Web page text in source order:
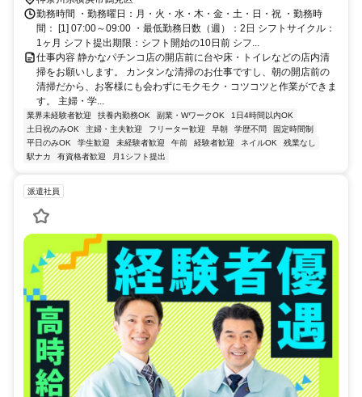
勤務時間 ・勤務曜日：月・火・水・木・金・土・日・祝 ・勤務時
間： [1] 07:00～09:00 ・最低勤務日数（週）：2日 シフトサイクル：
1ヶ月 シフト提出期限：シフト開始の10日前 シフ...
仕事内容 静かなパチンコ店の開店前に台や床・トイレなどの店内清
掃をお願いします。 カンタンな清掃のお仕事ですし、朝の開店前の
清掃だから、お客様にも会わずにモクモク・コツコツと作業ができま
す。 主婦・学...
業界未経験者歓迎 扶養内勤務OK 副業・WワークOK
1日4時間以内OK
土日祝のみOK
主婦・主夫歓迎 フリーター歓迎 早朝 学歴不問
固定時間制
平日のみOK
学生歓迎 未経験者歓迎 午前 経験者歓迎 ネイルOK
残業なし
駅ナカ
有資格者歓迎 月1シフト提出
派遣社員